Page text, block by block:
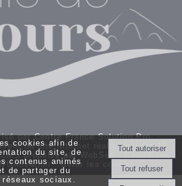
par Centre France Solution Pro-
du site Internet réalisé par Net15
propulsé par WebSee
-Gérer les cookies
cookies afin de
du site, de
contenus animés
de partager du
sociaux.